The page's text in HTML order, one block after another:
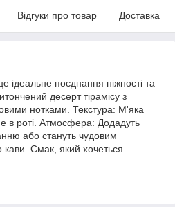
Відгуки про товар Доставка
ідеальне поєднання ніжності та
десерт тірамісу з
нотками. Текстура: М'яка
в роті. Атмосфера: Додадуть
або стануть чудовим
Смак, який хочеться